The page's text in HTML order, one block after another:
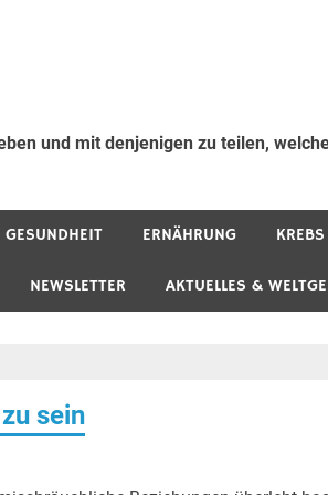
und mit denjenigen zu teilen,
GESUNDHEIT ERNÄHRUNG KREBS
NEWSLETTER AKTUELLES &
sein